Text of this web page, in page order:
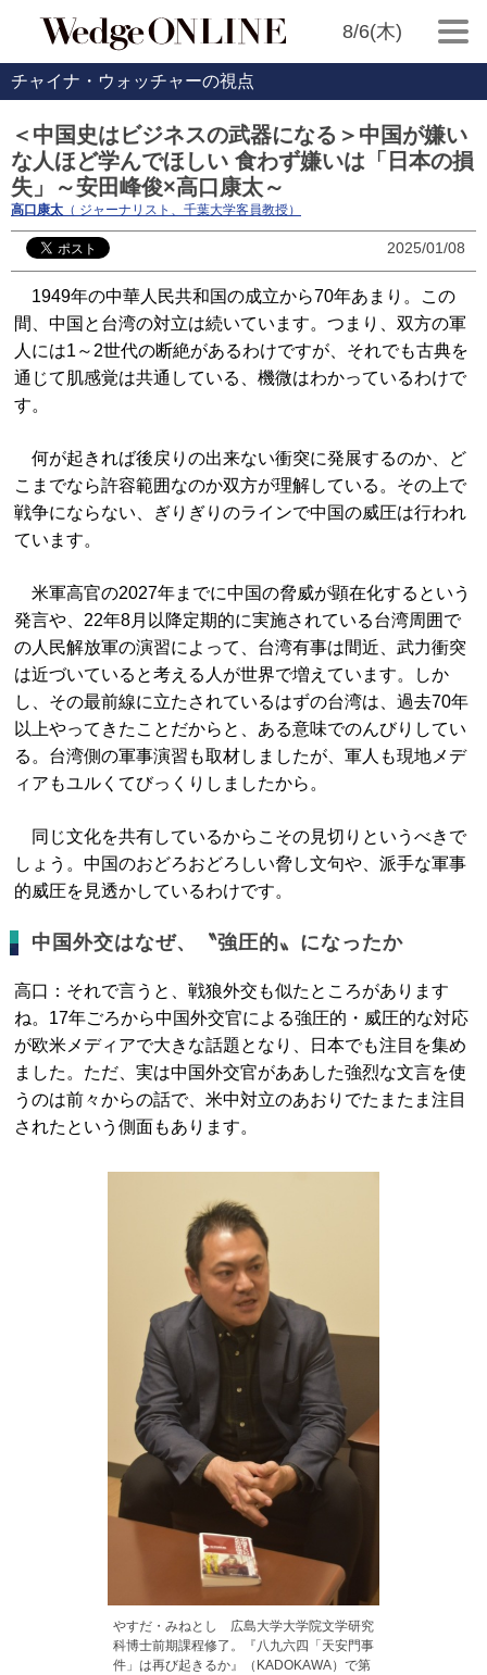
8/6(木)
チャイナ・ウォッチャーの視点
＜中国史はビジネスの武器になる＞中国が嫌い
な人ほど学んでほしい 食わず嫌いは「日本の損
失」～安田峰俊×高口康太～
高口康太 （ ジャーナリスト、千葉大学客員教授）
2025/01/08
1949年の中華人民共和国の成立から70年あまり。この
間、中国と台湾の対立は続いています。つまり、双方の軍
人には1～2世代の断絶があるわけですが、それでも古典を
通じて肌感覚は共通している、機微はわかっているわけで
す。
何が起きれば後戻りの出来ない衝突に発展するのか、ど
こまでなら許容範囲なのか双方が理解している。その上で
戦争にならない、ぎりぎりのラインで中国の威圧は行われ
ています。
米軍高官の2027年までに中国の脅威が顕在化するという
発言や、22年8月以降定期的に実施されている台湾周囲で
の人民解放軍の演習によって、台湾有事は間近、武力衝突
は近づいていると考える人が世界で増えています。しか
し、その最前線に立たされているはずの台湾は、過去70年
以上やってきたことだからと、ある意味でのんびりしてい
る。台湾側の軍事演習も取材しましたが、軍人も現地メデ
ィアもユルくてびっくりしましたから。
同じ文化を共有しているからこその見切りというべきで
しょう。中国のおどろおどろしい脅し文句や、派手な軍事
的威圧を見透かしているわけです。
中国外交はなぜ、〝強圧的〟になったか
高口：それで言うと、戦狼外交も似たところがあります
ね。17年ごろから中国外交官による強圧的・威圧的な対応
が欧米メディアで大きな話題となり、日本でも注目を集め
ました。ただ、実は中国外交官がああした強烈な文言を使
うのは前々からの話で、米中対立のあおりでたまたま注目
されたという側面もあります。
やすだ・みねとし 広島大学大学院文学研究
科博士前期課程修了。『八九六四「天安門事
件」は再び起きるか』（KADOKAWA）で第